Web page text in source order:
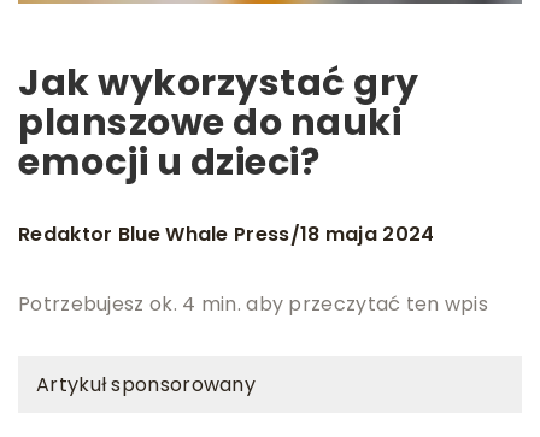
Jak wykorzystać gry
planszowe do nauki
emocji u dzieci?
Redaktor Blue Whale Press/18 maja 2024
Potrzebujesz ok. 4 min. aby przeczytać ten wpis
Artykuł sponsorowany